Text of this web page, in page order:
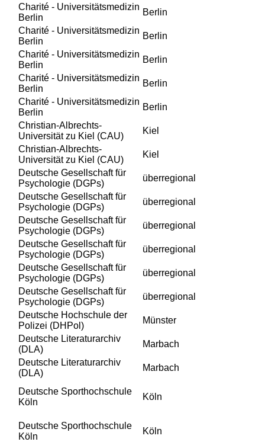
Charité - Universitätsmedizin
Berlin
Berlin
Charité - Universitätsmedizin
Berlin
Berlin
Charité - Universitätsmedizin
Berlin
Berlin
Charité - Universitätsmedizin
Berlin
Berlin
Charité - Universitätsmedizin
Berlin
Berlin
Christian-Albrechts-
Universität zu Kiel (CAU)
Kiel
Christian-Albrechts-
Universität zu Kiel (CAU)
Kiel
Deutsche Gesellschaft für
Psychologie (DGPs)
überregional
Deutsche Gesellschaft für
Psychologie (DGPs)
überregional
Deutsche Gesellschaft für
Psychologie (DGPs)
überregional
Deutsche Gesellschaft für
Psychologie (DGPs)
überregional
Deutsche Gesellschaft für
Psychologie (DGPs)
überregional
Deutsche Gesellschaft für
Psychologie (DGPs)
überregional
Deutsche Hochschule der
Polizei (DHPol)
Münster
Deutsche Literaturarchiv
(DLA)
Marbach
Deutsche Literaturarchiv
(DLA)
Marbach
Deutsche Sporthochschule
Köln
Köln
Deutsche Sporthochschule
Köln
Köln